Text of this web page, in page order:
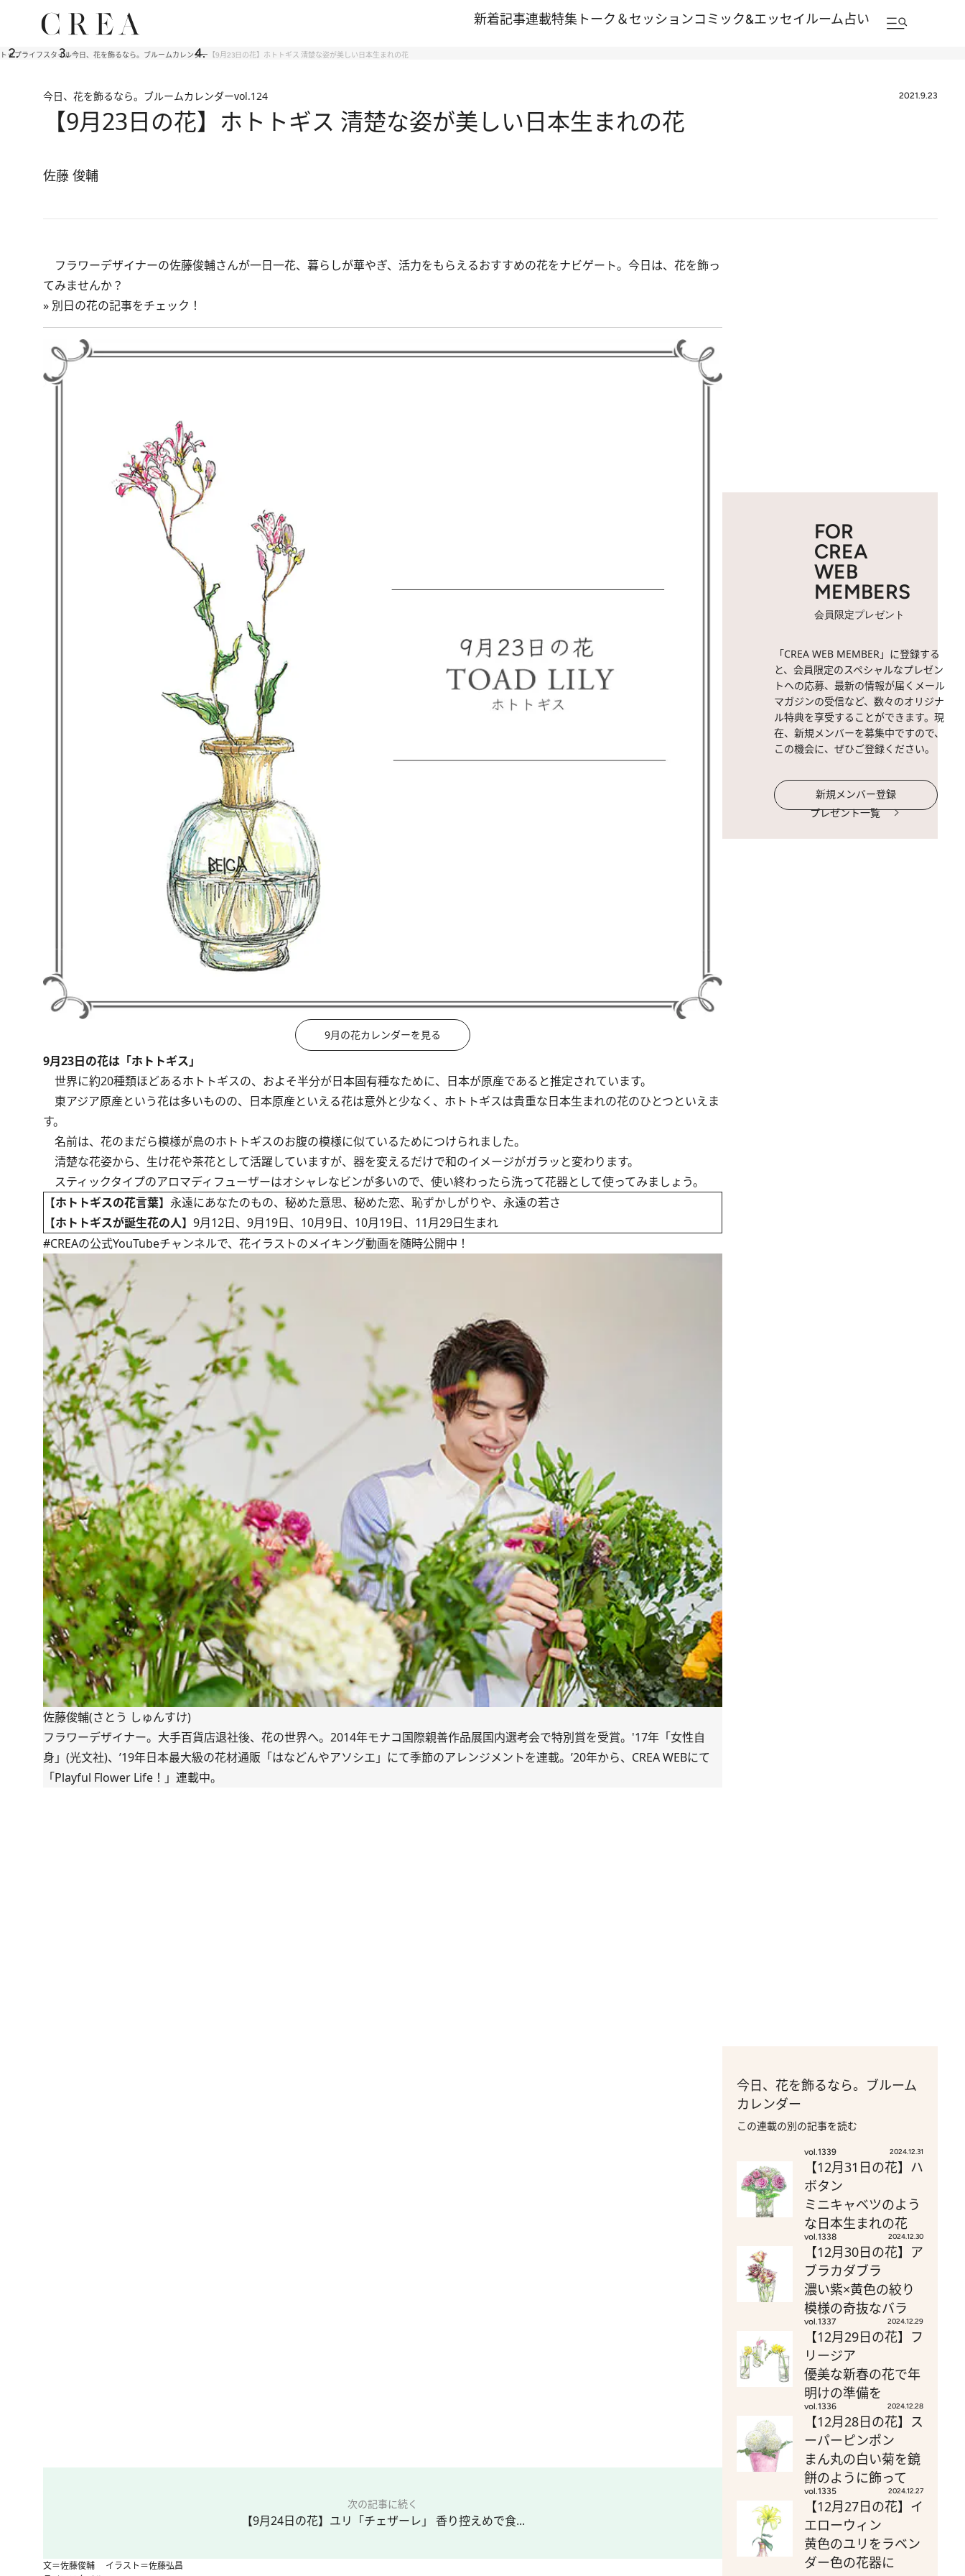
新着記事連載特集 トーク＆セッションコミック&エッセイルーム占い
トップライフスタイル今日、花を飾るなら。ブルームカレンダー 【9月23日の花】ホトトギス 清楚な姿が美しい日本生まれの花
今日、花を飾るなら。ブルームカレンダーvol.124 2021.9.23
【9月23日の花】ホトトギス 清楚な姿が美しい日本生まれの花
佐藤 俊輔
フラワーデザイナーの佐藤俊輔さんが一日一花、暮らしが華やぎ、活力をもらえるおすすめの花をナビゲート。今日は、花を飾っ
てみませんか？
» 別日の花の記事をチェック！
9月の花カレンダーを見る
9月23日の花は「ホトトギス」
世界に約20種類ほどあるホトトギスの、およそ半分が日本固有種なために、日本が原産であると推定されています。
東アジア原産という花は多いものの、日本原産といえる花は意外と少なく、ホトトギスは貴重な日本生まれの花のひとつといえま
す。
名前は、花のまだら模様が鳥のホトトギスのお腹の模様に似ているためにつけられました。
清楚な花姿から、生け花や茶花として活躍していますが、器を変えるだけで和のイメージがガラッと変わります。
スティックタイプのアロマディフューザーはオシャレなビンが多いので、使い終わったら洗って花器として使ってみましょう。
【ホトトギスの花言葉】 永遠にあなたのもの、秘めた意思、秘めた恋、恥ずかしがりや、永遠の若さ
【ホトトギスが誕生花の人】 9月12日、9月19日、10月9日、10月19日、11月29日生まれ
#CREAの公式YouTubeチャンネルで、花イラストのメイキング動画を随時公開中！
佐藤俊輔(さとう しゅんすけ)
フラワーデザイナー。大手百貨店退社後、花の世界へ。2014年モナコ国際親善作品展国内選考会で特別賞を受賞。'17年「女性自
身」(光文社)、’19年日本最大級の花材通販「はなどんやアソシエ 」にて季節のアレンジメントを連載。’20年から、CREA WEBにて
「Playful Flower Life！ 」連載中。
次の記事に続く
【9月24日の花】ユリ「チェザーレ」 香り控えめで食...
文＝佐藤俊輔 イラスト＝佐藤弘昌
FOR
CREA
WEB
MEMBERS
会員限定プレゼント
「CREA WEB MEMBER」に登録する
と、会員限定のスペシャルなプレゼン
トへの応募、最新の情報が届くメール
マガジンの受信など、数々のオリジナ
ル特典を享受することができます。現
在、新規メンバーを募集中ですので、
この機会に、ぜひご登録ください。
新規メンバー登録
プレゼント一覧
今日、花を飾るなら。ブルーム
カレンダー
この連載の別の記事を読む
vol.1339 2024.12.31
【12月31日の花】ハ
ボタン
ミニキャベツのよう
な日本生まれの花
vol.1338 2024.12.30
【12月30日の花】ア
ブラカダブラ
濃い紫×黄色の絞り
模様の奇抜なバラ
vol.1337 2024.12.29
【12月29日の花】フ
リージア
優美な新春の花で年
明けの準備を
vol.1336 2024.12.28
【12月28日の花】ス
ーパーピンポン
まん丸の白い菊を鏡
餅のように飾って
vol.1335 2024.12.27
【12月27日の花】イ
エローウィン
黄色のユリをラベン
ダー色の花器に